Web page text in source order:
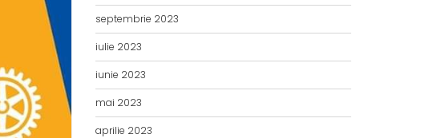
septembrie 2023
iulie 2023
iunie 2023
mai 2023
aprilie 2023